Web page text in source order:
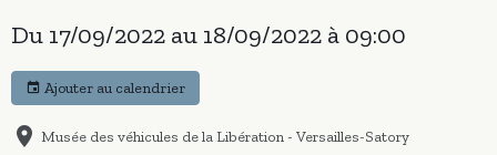
Du 17/09/2022 au 18/09/2022 à 09:00
Ajouter au calendrier
Musée des véhicules de la Libération - Versailles-Satory